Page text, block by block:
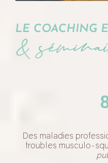
LE COACHING
&
Des maladies
troubles musculo-